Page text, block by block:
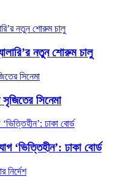
নতুন শোরুম চালু
সৃজিতের সিনেমা
‘ভিত্তিহীন’: ঢাকা বোর্ড